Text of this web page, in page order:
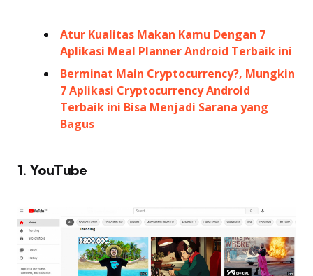
Atur Kualitas Makan Kamu Dengan 7
Aplikasi Meal Planner Android Terbaik ini
Berminat Main Cryptocurrency?, Mungkin
7 Aplikasi Cryptocurrency Android
Terbaik ini Bisa Menjadi Sarana yang
Bagus
1. YouTube